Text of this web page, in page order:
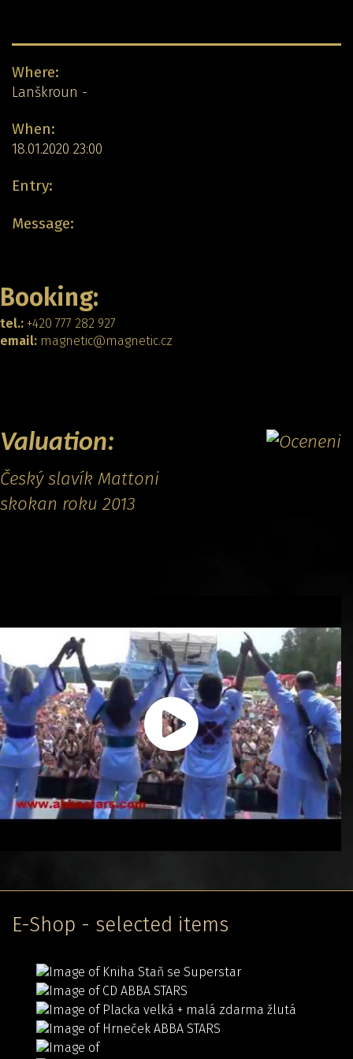
Where:
Lanškroun -
When:
18.01.2020 23:00
Entry:
Message:
Booking:
tel.: +420 777 282 927
email: magnetic@magnetic.cz
Valuation:
Český slavík Mattoni
skokan roku 2013
E-Shop - selected items